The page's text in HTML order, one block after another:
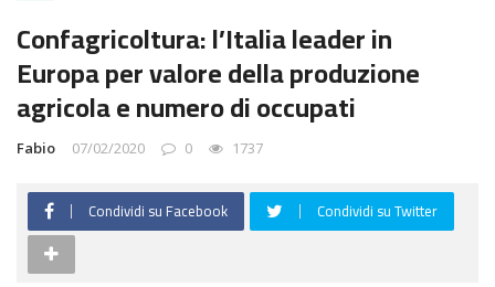
Confagricoltura: l’Italia leader in
Europa per valore della produzione
agricola e numero di occupati
Fabio 07/02/2020 0 1737
Condividi su Facebook Condividi su Twitter